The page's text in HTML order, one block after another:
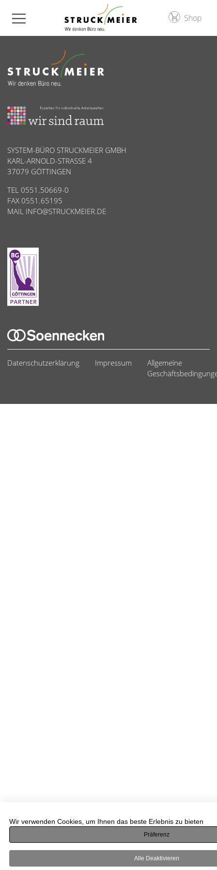
Shop
SYSTEM-BÜRO STRUCKMEIER GMBH
KARL-ARNOLD-STRASSE 4
37079 GÖTTINGEN
TEL 0551.50669-0
FAX 0551.65195
MAIL INFO@STRUCKMEIER.DE
Datenschutzerklärung Impressum
Allgemeine
Wir verwenden Cookies, um Ihnen das beste Erlebnis zu bieten
Präferenz
Alle Deaktivieren